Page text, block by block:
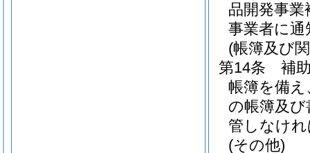
品開発事業
事業者に
(帳簿及び
第14条
補
帳簿を備
の帳簿及
管しなけ
(その他)